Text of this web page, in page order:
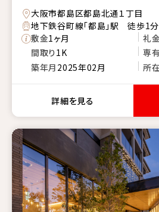
大阪市都島区都島北通１丁目
地下鉄谷町線「都島」駅 徒歩1分
敷金1ヶ月 礼金
間取り1K 専
築年月 2025年02月 所
詳細を見る